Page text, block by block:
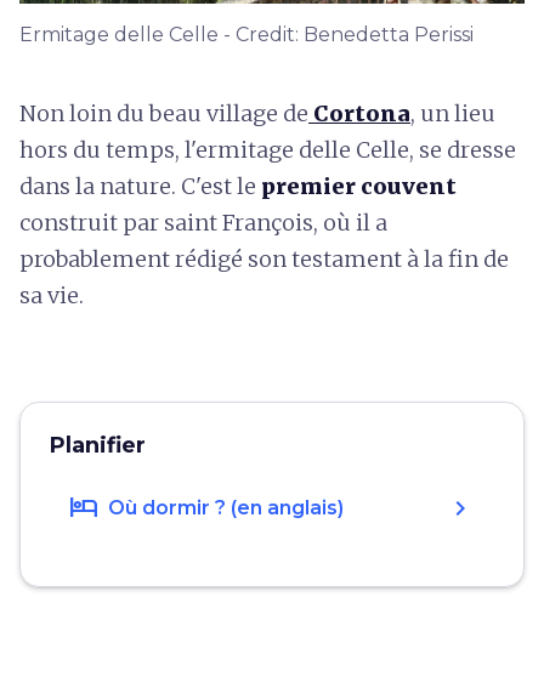
Ermitage delle Celle - Credit: Benedetta Perissi
Non loin du beau village de Cortona, un lieu
hors du temps, l'ermitage delle Celle, se dresse
dans la nature. C'est le premier couvent
construit par saint François, où il a
probablement rédigé son testament à la fin de
sa vie.
Planifier
hotel Où dormir ? (en anglais) chevron_right